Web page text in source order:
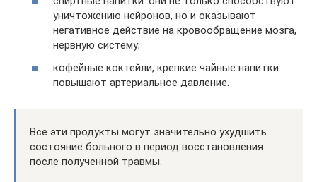
уничтожению нейронов, но и оказывают
негативное действие на кровообращение мозга,
нервную систему;
кофейные коктейли, крепкие чайные напитки:
повышают артериальное давление.
Все эти продукты могут значительно ухудшить
состояние больного в период восстановления
после полученной травмы.